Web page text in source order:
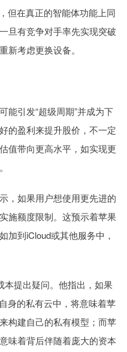
在真正的智能体功能上同
旦有竞争对手率先实现突破
新考虑更换设备。
引发“超级周期”并成为下
的盈利来提升股价，不一定
值带向更高水平，如实现更
如果用户想使用更先进的
施额度限制。这预示着苹果
加到iCloud或其他服务中，
提出疑问。他指出，如果
身的私有云中，将意味着苹
构建自己的私有模型；而苹
味着背后伴随着庞大的资本